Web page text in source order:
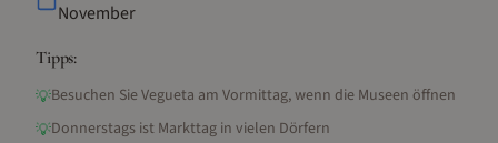
November
Tipps:
💡Besuchen Sie Vegueta am Vormittag, wenn die Museen öffnen
💡Donnerstags ist Markttag in vielen Dörfern